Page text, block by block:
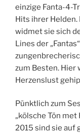
einzige Fanta-4-
Hits ihrer
widmet sie sich
Lines der
zum Besten. Hier
Herzenslust
Pünktlich zum
„kölsche Tön met
2015 sind sie auf